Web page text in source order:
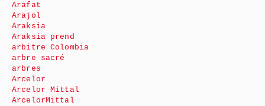
Arafat
Arajol
Araksia
Araksia prend
arbitre Colombia
arbre sacré
arbres
Arcelor
Arcelor Mittal
ArcelorMittal